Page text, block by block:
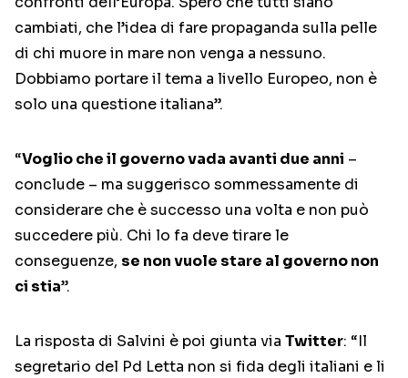
cambiati, che l’idea di fare propaganda sulla pelle
di chi muore in mare non venga a nessuno.
Dobbiamo portare il tema a livello Europeo, non è
solo una questione italiana”.
“Voglio che il governo vada avanti due anni –
conclude – ma suggerisco sommessamente di
considerare che è successo una volta e non può
succedere più. Chi lo fa deve tirare le
conseguenze, se non vuole stare al governo non
ci stia”.
La risposta di Salvini è poi giunta via Twitter: “Il
segretario del Pd Letta non si fida degli italiani e li